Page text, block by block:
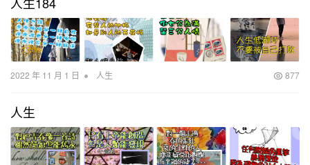
2022 年 11 月 1 日 • 人生 877
人生